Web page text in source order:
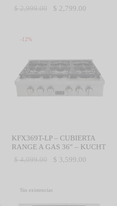
$2,999.00
El precio
$ 2,799.00
-12%
KFX369T-LP – CUBIERTA
RANGE A GAS 36″ – KUCHT
$4,099.00
El precio
$ 3,599.00
Sin existencias